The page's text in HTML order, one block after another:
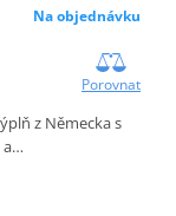
Na objednávku
Porovnat
z Německa s
a…